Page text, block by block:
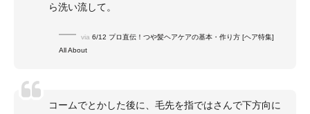
ら洗い流して。
via 6/12 プロ直伝！つや髪ヘアケアの基本・作り方 [ヘア特集]
All About
コームでとかした後に、毛先を指ではさんで下方向に